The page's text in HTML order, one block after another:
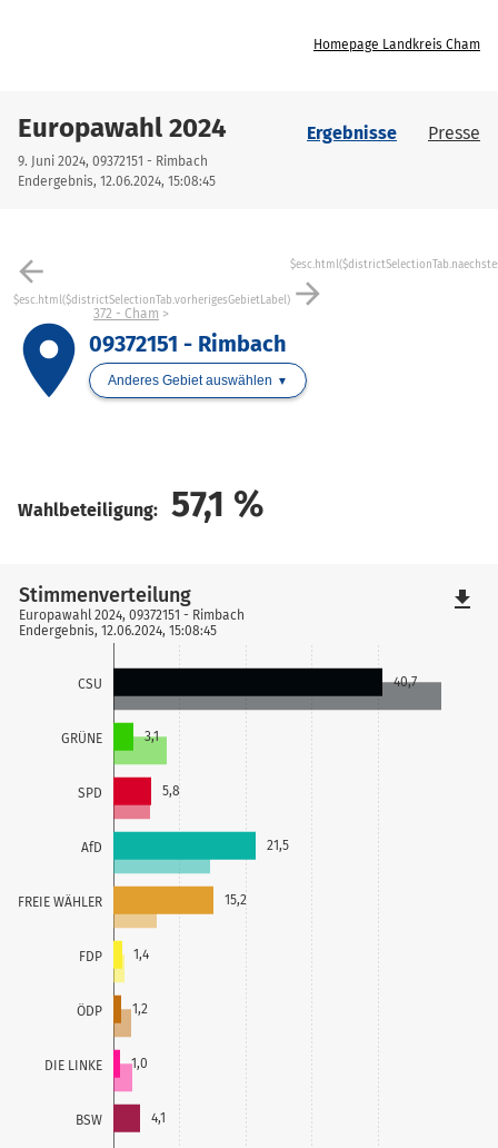
Homepage Landkreis Cham
Europawahl 2024
9. Juni 2024, 09372151 - Rimbach
Endergebnis, 12.06.2024, 15:08:45
Ergebnisse Presse
arrow_back
$esc.html($districtSelectionTab.vorherigesGebietLabel) arrow_forward
place
372 - Cham
09372151 - Rimbach
Anderes Gebiet auswählen
Wahlbeteiligung: 57,1 %
CSU
GRÜNE
SPD
AfD
FREIE WÄHLER
FDP
ÖDP
DIE LINKE
BSW
40,7
3,1
5,8
21,5
15,2
1,4
1,2
1,0
4,1
Stimmenverteilung
Europawahl 2024, 09372151 - Rimbach
Endergebnis, 12.06.2024, 15:08:45
file_download